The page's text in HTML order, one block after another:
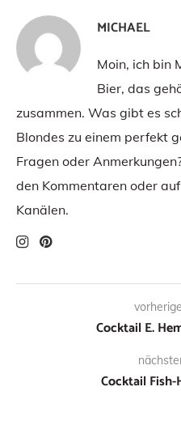
MICHAEL
Moin, ich bin
Bier, das
zusammen. Was gibt es
Blondes zu einem perfekt
Fragen oder
den Kommentaren oder
Kanälen.
Cocktail E.
Cocktail